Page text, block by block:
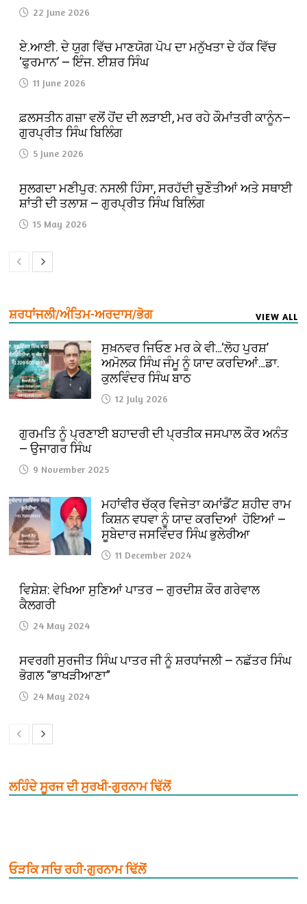
22 June 2026
ਏ.ਆਈ. ਦੇ ਯੁਗ ਵਿੱਚ ਮਾਣਯੋਗ ਪੋਪ ਦਾ ਮਨੁੱਖਤਾ ਦੇ ਹੱਕ ਵਿੱਚ
‘ਫੁਰਮਾਨ’ — ਇੰਜ. ਈਸ਼ਰ ਸਿੰਘ
11 June 2026
ਫ਼ਲਸਤੀਨ ਗਜ਼ਾ ਵਲੋਂ ਹੋਂਦ ਦੀ ਲੜਾਈ, ਮਰ ਰਹੇ ਕੌਮਾਂਤਰੀ ਕਾਨੂੰਨ—
ਗੁਰਪ੍ਰੀਤ ਸਿੰਘ ਬਿਲਿੰਗ
5 June 2026
ਸੁਲਗਦਾ ਮਣੀਪੁਰ: ਨਸਲੀ ਹਿੰਸਾ, ਸਰਹੱਦੀ ਚੁਣੌਤੀਆਂ ਅਤੇ ਸਥਾਈ
ਸ਼ਾਂਤੀ ਦੀ ਤਲਾਸ਼ — ਗੁਰਪ੍ਰੀਤ ਸਿੰਘ ਬਿਲਿੰਗ
15 May 2026
ਸ਼ਰਧਾਂਜਲੀ/ਅੰਤਿਮ-ਅਰਦਾਸ/ਭੋਗ VIEW ALL
ਸੁਖ਼ਨਵਰ ਜਿਓਣ ਮਰ ਕੇ ਵੀ…‘ਲੋਹ ਪੁਰਸ਼’
ਅਮੋਲਕ ਸਿੰਘ ਜੰਮੂ ਨੂੰ ਯਾਦ ਕਰਦਿਆਂ…ਡਾ.
ਕੁਲਵਿੰਦਰ ਸਿੰਘ ਬਾਠ
12 July 2026
ਗੁਰਮਤਿ ਨੂੰ ਪ੍ਰਣਾਈ ਬਹਾਦਰੀ ਦੀ ਪ੍ਰਤੀਕ ਜਸਪਾਲ ਕੌਰ ਅਨੰਤ
— ਉਜਾਗਰ ਸਿੰਘ
9 November 2025
ਮਹਾਂਵੀਰ ਚੱਕ੍ਰ ਵਿਜੇਤਾ ਕਮਾਂਡੈਂਟ ਸ਼ਹੀਦ ਰਾਮ
ਕਿਸ਼ਨ ਵਧਵਾ ਨੂੰ ਯਾਦ ਕਰਦਿਆਂ ਹੋਇਆਂ —
ਸੂਬੇਦਾਰ ਜਸਵਿੰਦਰ ਸਿੰਘ ਭੁਲੇਰੀਆ
11 December 2024
ਵਿਸ਼ੇਸ਼: ਵੇਖਿਆ ਸੁਣਿਆਂ ਪਾਤਰ — ਗੁਰਦੀਸ਼ ਕੌਰ ਗਰੇਵਾਲ
ਕੈਲਗਰੀ
24 May 2024
ਸਵਰਗੀ ਸੁਰਜੀਤ ਸਿੰਘ ਪਾਤਰ ਜੀ ਨੂੰ ਸ਼ਰਧਾਂਜਲੀ — ਨਛੱਤਰ ਸਿੰਘ
ਭੋਗਲ “ਭਾਖੜੀਆਣਾ”
24 May 2024
ਲਹਿੰਦੇ ਸੂਰਜ ਦੀ ਸੁਰਖੀ-ਗੁਰਨਾਮ ਢਿੱਲੋਂ
ਓੜਕਿ ਸਚਿ ਰਹੀ-ਗੁਰਨਾਮ ਢਿੱਲੋਂ